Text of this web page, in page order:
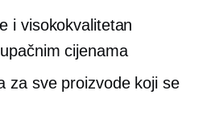
i visokokvalitetan
cijenama
za sve proizvode koji se